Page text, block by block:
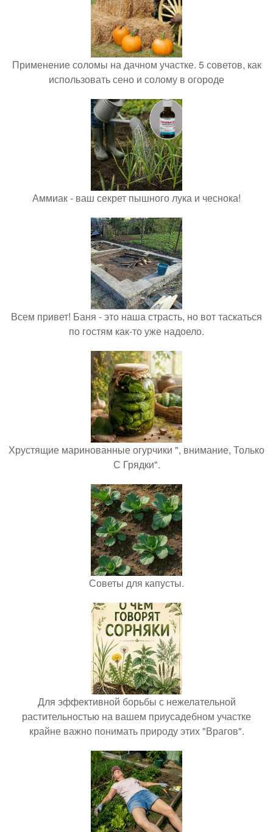
Применение соломы на дачном участке. 5 советов, как
использовать сено и солому в огороде
Аммиак - ваш секрет пышного лука и чеснока!
Всем привет! Баня - это наша страсть, но вот таскаться
по гостям как-то уже надоело.
Хрустящие маринованные огурчики ", внимание, Только
С Грядки".
Советы для капусты.
Для эффективной борьбы с нежелательной
растительностью на вашем приусадебном участке
крайне важно понимать природу этих "Врагов".